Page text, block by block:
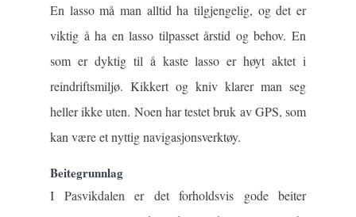
En lasso må man alltid ha tilgjengelig, og det er
viktig å ha en lasso tilpasset årstid og behov. En
som er dyktig til å kaste lasso er høyt aktet i
reindriftsmiljø. Kikkert og kniv klarer man seg
heller ikke uten. Noen har testet bruk av GPS, som
kan være et nyttig navigasjonsverktøy.
Beitegrunnlag
I Pasvikdalen er det forholdsvis gode beiter